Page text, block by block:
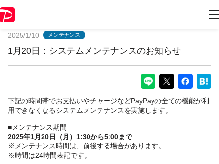
2025/1/10 メンテナンス
1月20日：システムメンテナンスのお知らせ
下記の時間帯でお支払いやチャージなどPayPayの全ての機能が利
用できなくなるシステムメンテナンスを実施します。
■メンテナンス期間
2025年1月20日（月）1:30から5:00まで
※メンテナンス時間は、前後する場合があります。
※時間は24時間表記です。